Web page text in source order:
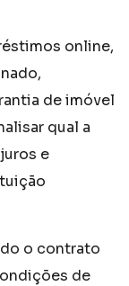
online,
de imóvel
qual a
e
o contrato
de